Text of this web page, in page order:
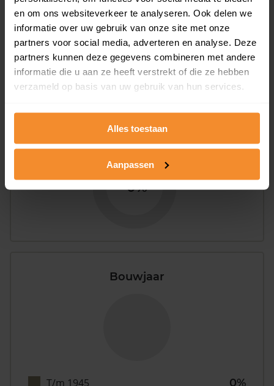
en om ons websiteverkeer te analyseren. Ook delen we
informatie over uw gebruik van onze site met onze
partners voor social media, adverteren en analyse. Deze
partners kunnen deze gegevens combineren met andere
informatie die u aan ze heeft verstrekt of die ze hebben
verzameld op basis van uw gebruik van hun services.
Alles toestaan
Aanpassen
100%
Koopwoningen
0%
Huurwoningen
Appartementen
aandeel van totale woningen
0%
Bouwjaar
T/m 1945
0%